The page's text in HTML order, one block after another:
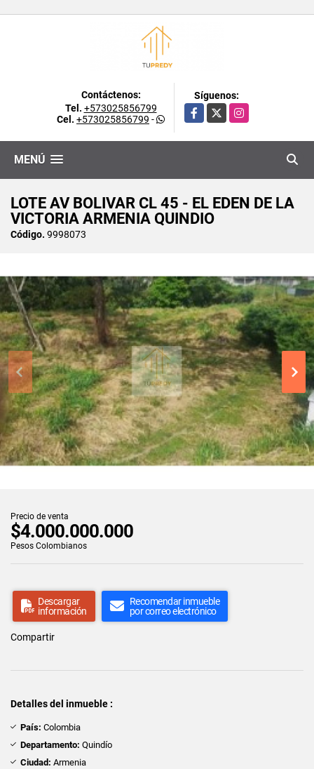
Contáctenos:
Tel. +573025856799
Cel. +573025856799 -
Síguenos:
Facebook
X Instagram
MENÚ
LOTE AV BOLIVAR CL 45 - EL EDEN DE LA
VICTORIA ARMENIA QUINDIO
Código. 9998073
Precio de venta
$4.000.000.000
Pesos Colombianos
Descargar
información
Recomendar inmueble
por correo electrónico
Compartir
Detalles del inmueble :
País: Colombia
Departamento: Quindío
Ciudad: Armenia